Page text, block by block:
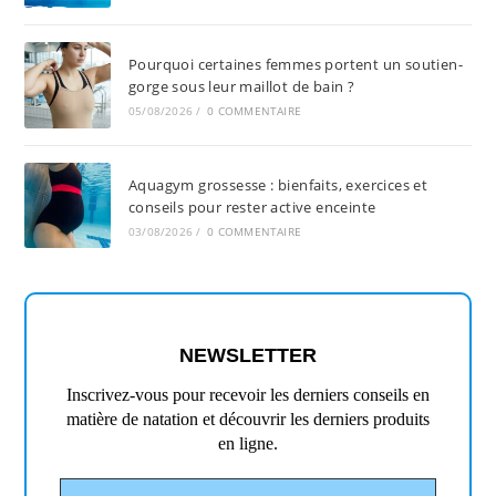
Pourquoi certaines femmes portent un soutien-
gorge sous leur maillot de bain ?
05/08/2026 / 0 COMMENTAIRE
Aquagym grossesse : bienfaits, exercices et
conseils pour rester active enceinte
03/08/2026 / 0 COMMENTAIRE
NEWSLETTER
Inscrivez-vous pour recevoir les derniers conseils en
matière de natation et découvrir les derniers produits
en ligne.